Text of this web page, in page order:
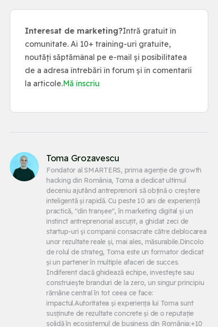
Interesat de marketing?Intră gratuit în
comunitate. Ai 10+ training-uri gratuite,
noutăți săptămânal pe e-mail și posibilitatea
de a adresa întrebări în forum și în comentarii
la articole.Mă înscriu
Toma Grozavescu
Fondator al SMARTERS, prima agenție de growth
hacking din România, Toma a dedicat ultimul
deceniu ajutând antreprenorii să obțină o creștere
inteligentă și rapidă. Cu peste 10 ani de experiență
practică, "din tranșee", în marketing digital și un
instinct antreprenorial ascuțit, a ghidat zeci de
startup-uri și companii consacrate către deblocarea
unor rezultate reale și, mai ales, măsurabile.Dincolo
de rolul de strateg, Toma este un formator dedicat
și un partener în multiple afaceri de succes.
Indiferent dacă ghidează echipe, investește sau
construiește branduri de la zero, un singur principiu
rămâne central în tot ceea ce face:
impactul.Autoritatea și experiența lui Toma sunt
susținute de rezultate concrete și de o reputație
solidă în ecosistemul de business din România:+10